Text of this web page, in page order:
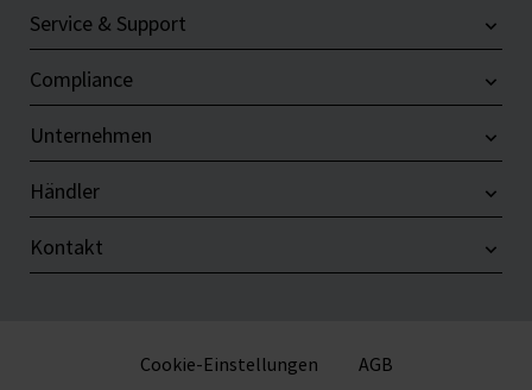
Service & Support
Compliance
Unternehmen
Händler
Kontakt
Cookie-Einstellungen AGB